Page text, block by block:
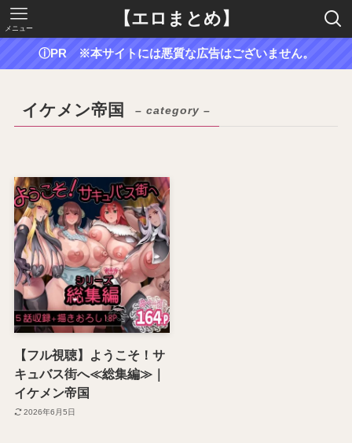
【エロまとめ】
メニュー
ⓘPR ※本サイトには悪質な広告はございません。
イケメン帝国 – category –
【フル視聴】ようこそ！サ
キュバス街へ≪総集編≫｜
イケメン帝国
2026年6月5日